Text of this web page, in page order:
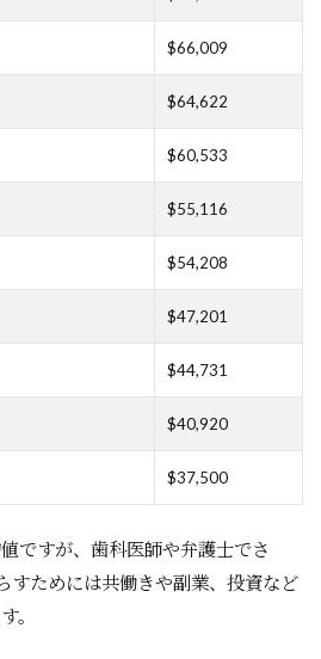
$66,009
$64,622
$60,533
$55,116
$54,208
$47,201
$44,731
$40,920
$37,500
ですが、歯科医師や弁護士でさ
すためには共働きや副業、投資など
。